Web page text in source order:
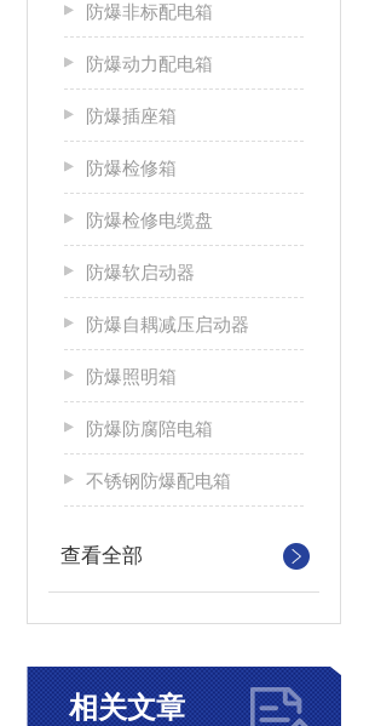
防爆非标配电箱
防爆动力配电箱
防爆插座箱
防爆检修箱
防爆检修电缆盘
防爆软启动器
防爆自耦减压启动器
防爆照明箱
防爆防腐陪电箱
不锈钢防爆配电箱
查看全部
相关文章